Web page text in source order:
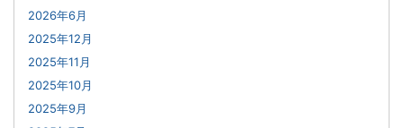
2026年6月
2025年12月
2025年11月
2025年10月
2025年9月